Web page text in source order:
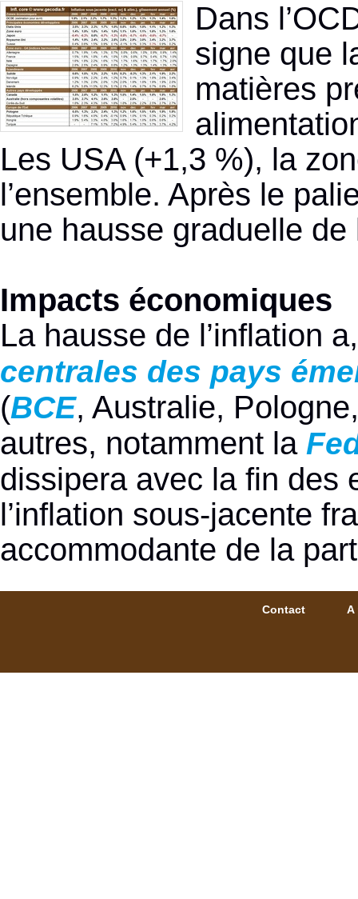
Dans
signe que
matières
Les USA (+1,3 %), la
l’ensemble. Après le
une hausse graduelle de
Impacts économiques
La hausse de l’inflation
centrales des pays
(BCE, Australie,
autres, notamment la
dissipera avec la fin des
l’inflation sous-jacente
accommodante de la
Contact A